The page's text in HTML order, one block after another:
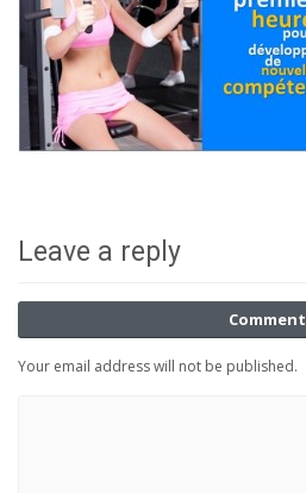
Leave a reply
Comment
Your email address will not be published.